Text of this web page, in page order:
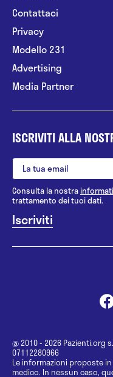
Contattaci
Privacy
Modello 231
Advertising
Media Partner
ISCRIVITI ALLA
Consulta la nostra
trattamento dei tuoi dati.
@ 2010 - 2026 Pazienti.org
07112280966
Le informazioni proposte
medico. In nessun caso,